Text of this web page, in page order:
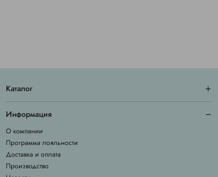
Каталог
Информация
О компании
Программа лояльности
Доставка и оплата
Производство